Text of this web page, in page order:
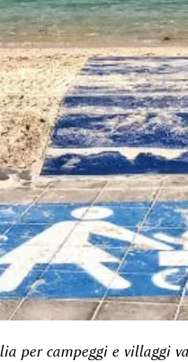
per campeggi e villaggi